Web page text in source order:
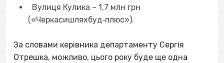
Вулиця Кулика – 1,7 млн грн
(«Черкасишляхбуд‐плюс»).
За словами керівника департаменту Сергія
Отрешка, можливо, цього року буде ще одна